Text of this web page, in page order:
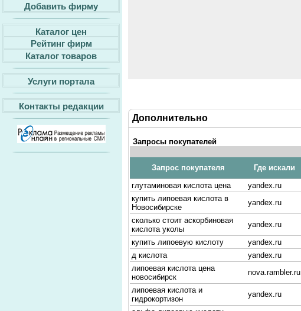
Добавить фирму
Каталог цен
Рейтинг фирм
Каталог товаров
Услуги портала
Контакты редакции
Дополнительно
Запросы покупателей
Запрос покупателя Где искали
глутаминовая кислота цена
yandex.ru
купить липоевая кислота в
Новосибирске
yandex.ru
сколько стоит аскорбиновая
кислота уколы
yandex.ru
купить липоевую кислоту
yandex.ru
д кислота
yandex.ru
липоевая кислота цена
новосибирск
nova.rambler.ru
липоевая кислота и
гидрокортизон
yandex.ru